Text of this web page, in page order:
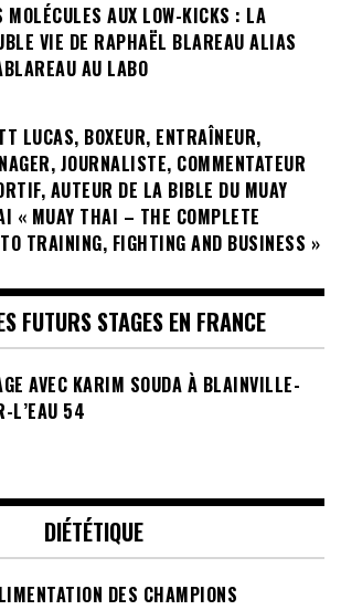
MOLÉCULES AUX LOW-KICKS : LA
VIE DE RAPHAËL BLAREAU ALIAS
AU LABO
LUCAS, BOXEUR, ENTRAÎNEUR,
JOURNALISTE, COMMENTATEUR
AUTEUR DE LA BIBLE DU MUAY
« MUAY THAI – THE COMPLETE
TRAINING, FIGHTING AND BUSINESS »
FUTURS STAGES EN FRANCE
AVEC KARIM SOUDA À BLAINVILLE-
L’EAU 54
DIÉTÉTIQUE
DES CHAMPIONS